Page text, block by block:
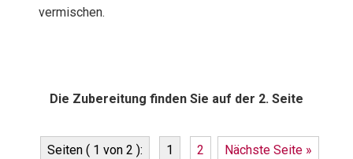
vermischen.
Die Zubereitung finden Sie auf der 2. Seite
Seiten ( 1 von 2 ): 1 2 Nächste Seite »